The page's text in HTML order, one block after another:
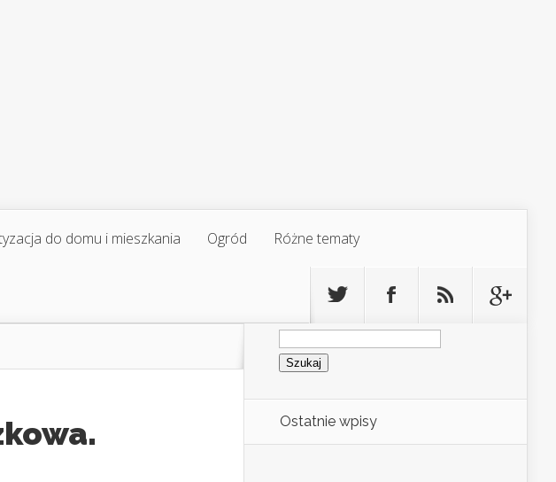
do domu i mieszkania Ogród Różne tematy
Szukaj:
Ostatnie wpisy